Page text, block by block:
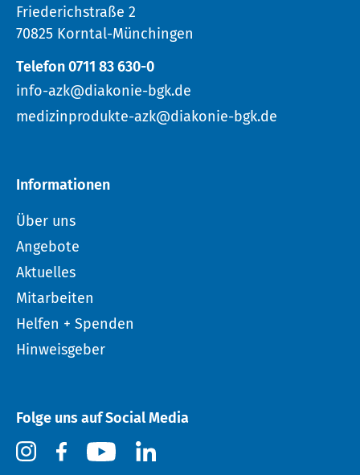
Friederichstraße 2
70825 Korntal-Münchingen
Telefon 0711 83 630-0
info-azk@diakonie-bgk.de
medizinprodukte-azk@diakonie-bgk.de
Informationen
Über uns
Angebote
Aktuelles
Mitarbeiten
Helfen + Spenden
Hinweisgeber
Folge uns auf Social Media